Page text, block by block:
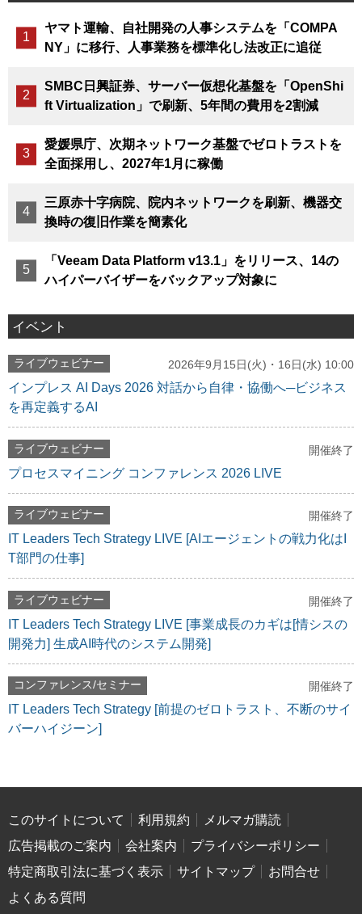
ヤマト運輸、自社開発の人事システムを「COMPA
NY」に移行、人事業務を標準化し法改正に追従
SMBC日興証券、サーバー仮想化基盤を「OpenShi
ft Virtualization」で刷新、5年間の費用を2割減
愛媛県庁、次期ネットワーク基盤でゼロトラストを
全面採用し、2027年1月に稼働
三原赤十字病院、院内ネットワークを刷新、機器交
換時の復旧作業を簡素化
「Veeam Data Platform v13.1」をリリース、14の
ハイパーバイザーをバックアップ対象に
イベント
ライブウェビナー 2026年9月15日(火)・16日(水) 10:00
インプレス AI Days 2026 対話から自律・協働へ─ビジネス
を再定義するAI
ライブウェビナー 開催終了
プロセスマイニング コンファレンス 2026 LIVE
ライブウェビナー 開催終了
IT Leaders Tech Strategy LIVE [AIエージェントの戦力化はI
T部門の仕事]
ライブウェビナー 開催終了
IT Leaders Tech Strategy LIVE [事業成長のカギは[情シスの
開発力] 生成AI時代のシステム開発]
コンファレンス/セミナー 開催終了
IT Leaders Tech Strategy [前提のゼロトラスト、不断のサイ
バーハイジーン]
このサイトについて 利用規約
メルマガ購読
広告掲載のご案内
会社案内
プライバシーポリシー
特定商取引法に基づく表示
サイトマップ
お問合せ
よくある質問